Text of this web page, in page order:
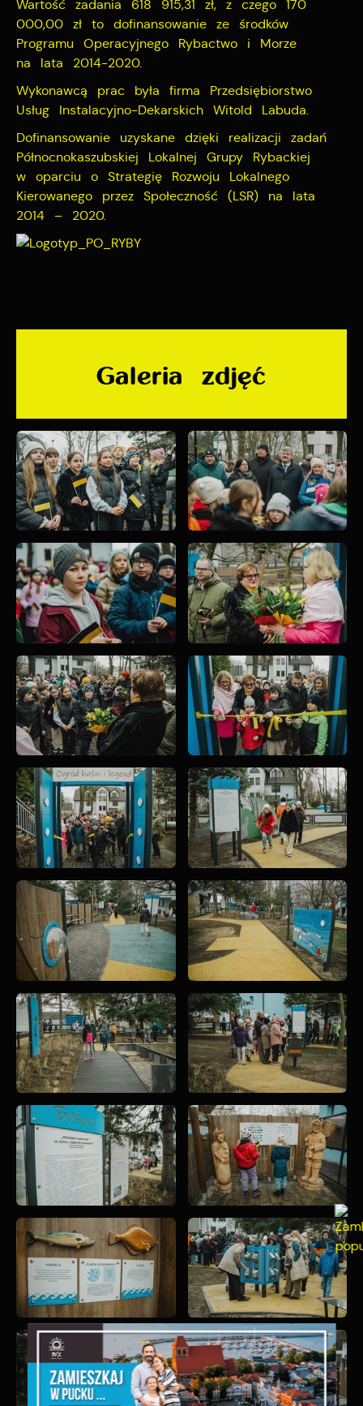
Wartość zadania 618 915,31 zł, z czego 170
000,00 zł to dofinansowanie ze środków
Programu Operacyjnego Rybactwo i Morze
na lata 2014-2020.
Wykonawcą prac była firma Przedsiębiorstwo
Usług Instalacyjno-Dekarskich Witold Labuda.
Dofinansowanie uzyskane dzięki realizacji zadań
Północnokaszubskiej Lokalnej Grupy Rybackiej
w oparciu o Strategię Rozwoju Lokalnego
Kierowanego przez Społeczność (LSR) na lata
2014 – 2020.
Galeria zdjęć